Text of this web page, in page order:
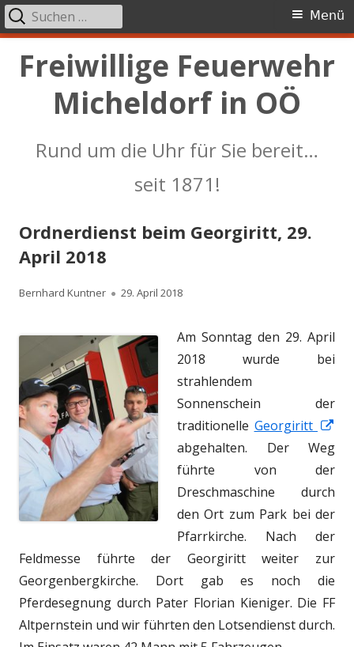
Freiwillige Feuerwehr
Micheldorf in OÖ
Rund um die Uhr für Sie bereit…
seit 1871!
Primäres
Menü
Menü
Suchen
nach:
Ordnerdienst beim Georgiritt, 29.
April 2018
Autor
Bernhard Kuntner
Veröffentlicht
29. April 2018
Am Sonntag den 29. April
2018 wurde bei
strahlendem
Sonnenschein der
traditionelle Georgiritt
abgehalten. Der Weg
führte von der
Dreschmaschine durch
den Ort zum Park bei der
Pfarrkirche. Nach der
Feldmesse führte der Georgiritt weiter zur
Georgenbergkirche. Dort gab es noch die
Pferdesegnung durch Pater Florian Kieniger. Die FF
Altpernstein und wir führten den Lotsendienst durch.